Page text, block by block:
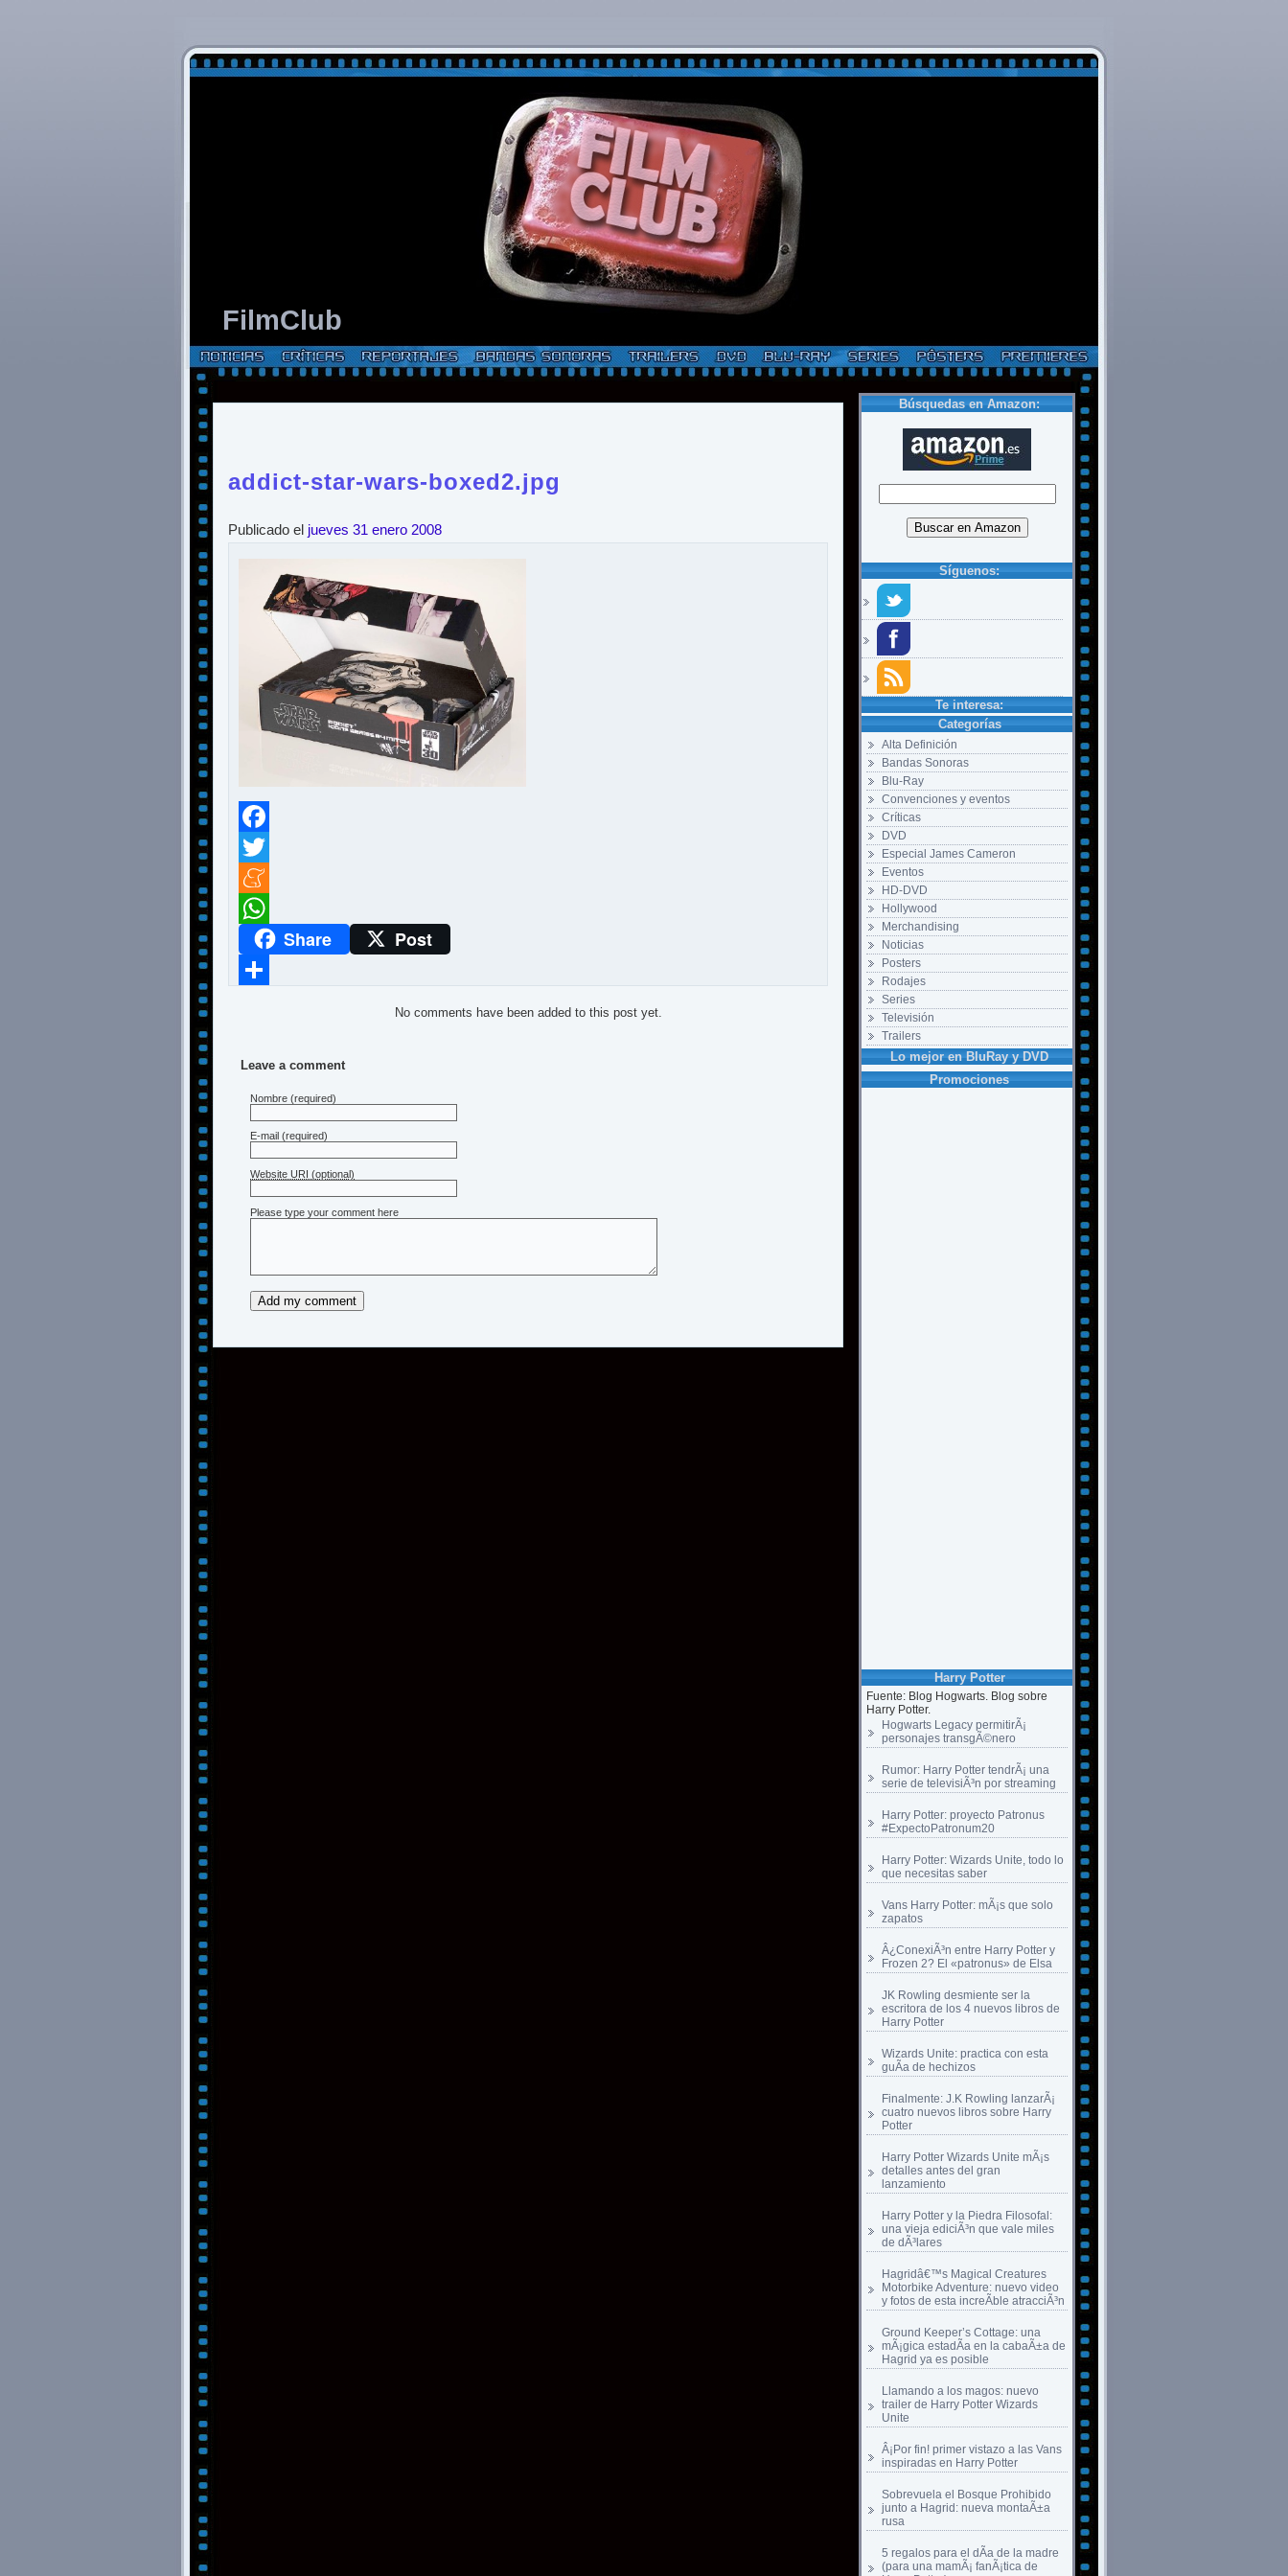
FilmClub
Búsquedas en Amazon:
Síguenos:
Te interesa:
Categorías
Alta Definición
Bandas Sonoras
Blu-Ray
Convenciones y eventos
Críticas
DVD
Especial James Cameron
Eventos
HD-DVD
Hollywood
Merchandising
Noticias
Posters
Rodajes
Series
Televisión
Trailers
Lo mejor en BluRay y DVD
Promociones
Harry Potter
Fuente: Blog Hogwarts. Blog sobre
Harry Potter.
Hogwarts Legacy permitirÃ¡
personajes transgÃ©nero
Rumor: Harry Potter tendrÃ¡ una
serie de televisiÃ³n por streaming
Harry Potter: proyecto Patronus
#ExpectoPatronum20
Harry Potter: Wizards Unite, todo lo
que necesitas saber
Vans Harry Potter: mÃ¡s que solo
zapatos
Â¿ConexiÃ³n entre Harry Potter y
Frozen 2? El «patronus» de Elsa
JK Rowling desmiente ser la
escritora de los 4 nuevos libros de
Harry Potter
Wizards Unite: practica con esta
guÃ­a de hechizos
Finalmente: J.K Rowling lanzarÃ¡
cuatro nuevos libros sobre Harry
Potter
Harry Potter Wizards Unite mÃ¡s
detalles antes del gran
lanzamiento
Harry Potter y la Piedra Filosofal:
una vieja ediciÃ³n que vale miles
de dÃ³lares
Hagridâ€™s Magical Creatures
Motorbike Adventure: nuevo video
y fotos de esta increÃ­ble atracciÃ³n
Ground Keeper’s Cottage: una
mÃ¡gica estadÃ­a en la cabaÃ±a de
Hagrid ya es posible
Llamando a los magos: nuevo
trailer de Harry Potter Wizards
Unite
Â¡Por fin! primer vistazo a las Vans
inspiradas en Harry Potter
Sobrevuela el Bosque Prohibido
junto a Hagrid: nueva montaÃ±a
rusa
5 regalos para el dÃ­a de la madre
(para una mamÃ¡ fanÃ¡tica de
addict-star-wars-boxed2.jpg
Publicado el jueves 31 enero 2008
Facebook
Twitter
Meneame
WhatsAppShare Post
No comments have been added to this post yet.
Leave a comment
Nombre (required)
E-mail (required)
Website URI (optional)
Please type your comment here